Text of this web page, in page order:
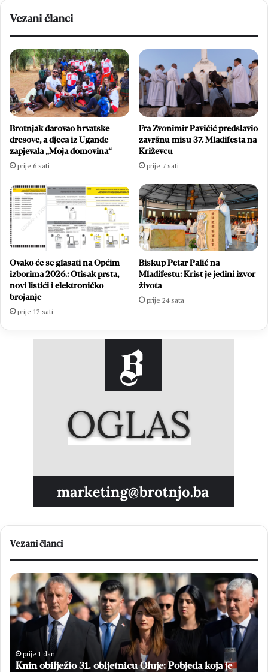
Vezani članci
Brotnjak darovao hrvatske
dresove, a djeca iz Ugande
zapjevala „Moja domovina“
prije 6 sati
Fra Zvonimir Pavičić predslavio
završnu misu 37. Mladifesta na
Križevcu
prije 7 sati
Ovako će se glasati na Općim
izborima 2026.: Otisak prsta,
novi listići i elektroničko
brojanje
prije 12 sati
Biskup Petar Palić na
Mladifestu: Krist je jedini izvor
života
prije 24 sata
Vezani članci
Knin
obilježio
31.
obljetnicu
kojaprije 1 dan
Knin obilježio 31. obljetnicu Oluje: Pobjeda koja je